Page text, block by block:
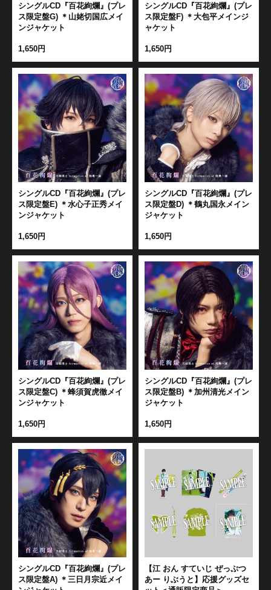
シングルCD『百花絢爛』(プレ
ス限定盤G) ＊山姥切国広メイ
ンジャケット
1,650円
シングルCD『百花絢爛』(プレ
ス限定盤F) ＊大包平メインジ
ャケット
1,650円
シングルCD『百花絢爛』(プレ
ス限定盤E) ＊水心子正秀メイ
ンジャケット
1,650円
シングルCD『百花絢爛』(プレ
ス限定盤D) ＊鶴丸国永メイン
ジャケット
1,650円
シングルCD『百花絢爛』(プレ
ス限定盤C) ＊蜂須賀虎徹メイ
ンジャケット
1,650円
シングルCD『百花絢爛』(プレ
ス限定盤B) ＊加州清光メイン
ジャケット
1,650円
シングルCD『百花絢爛』(プレ
ス限定盤A) ＊三日月宗近メイ
【江 おん すていじ ぜっぷつ
あー りぶうと】応援グッズセ